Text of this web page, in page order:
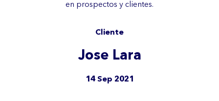
en prospectos y clientes.
Cliente
Jose Lara
14 Sep 2021